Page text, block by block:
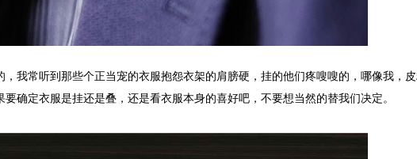
，我常听到那些个正当宠的衣服抱怨衣架的肩膀硬，挂的他们疼嗖嗖的，哪像我，
确定衣服是挂还是叠，还是看衣服本身的喜好吧，不要想当然的替我们决定。